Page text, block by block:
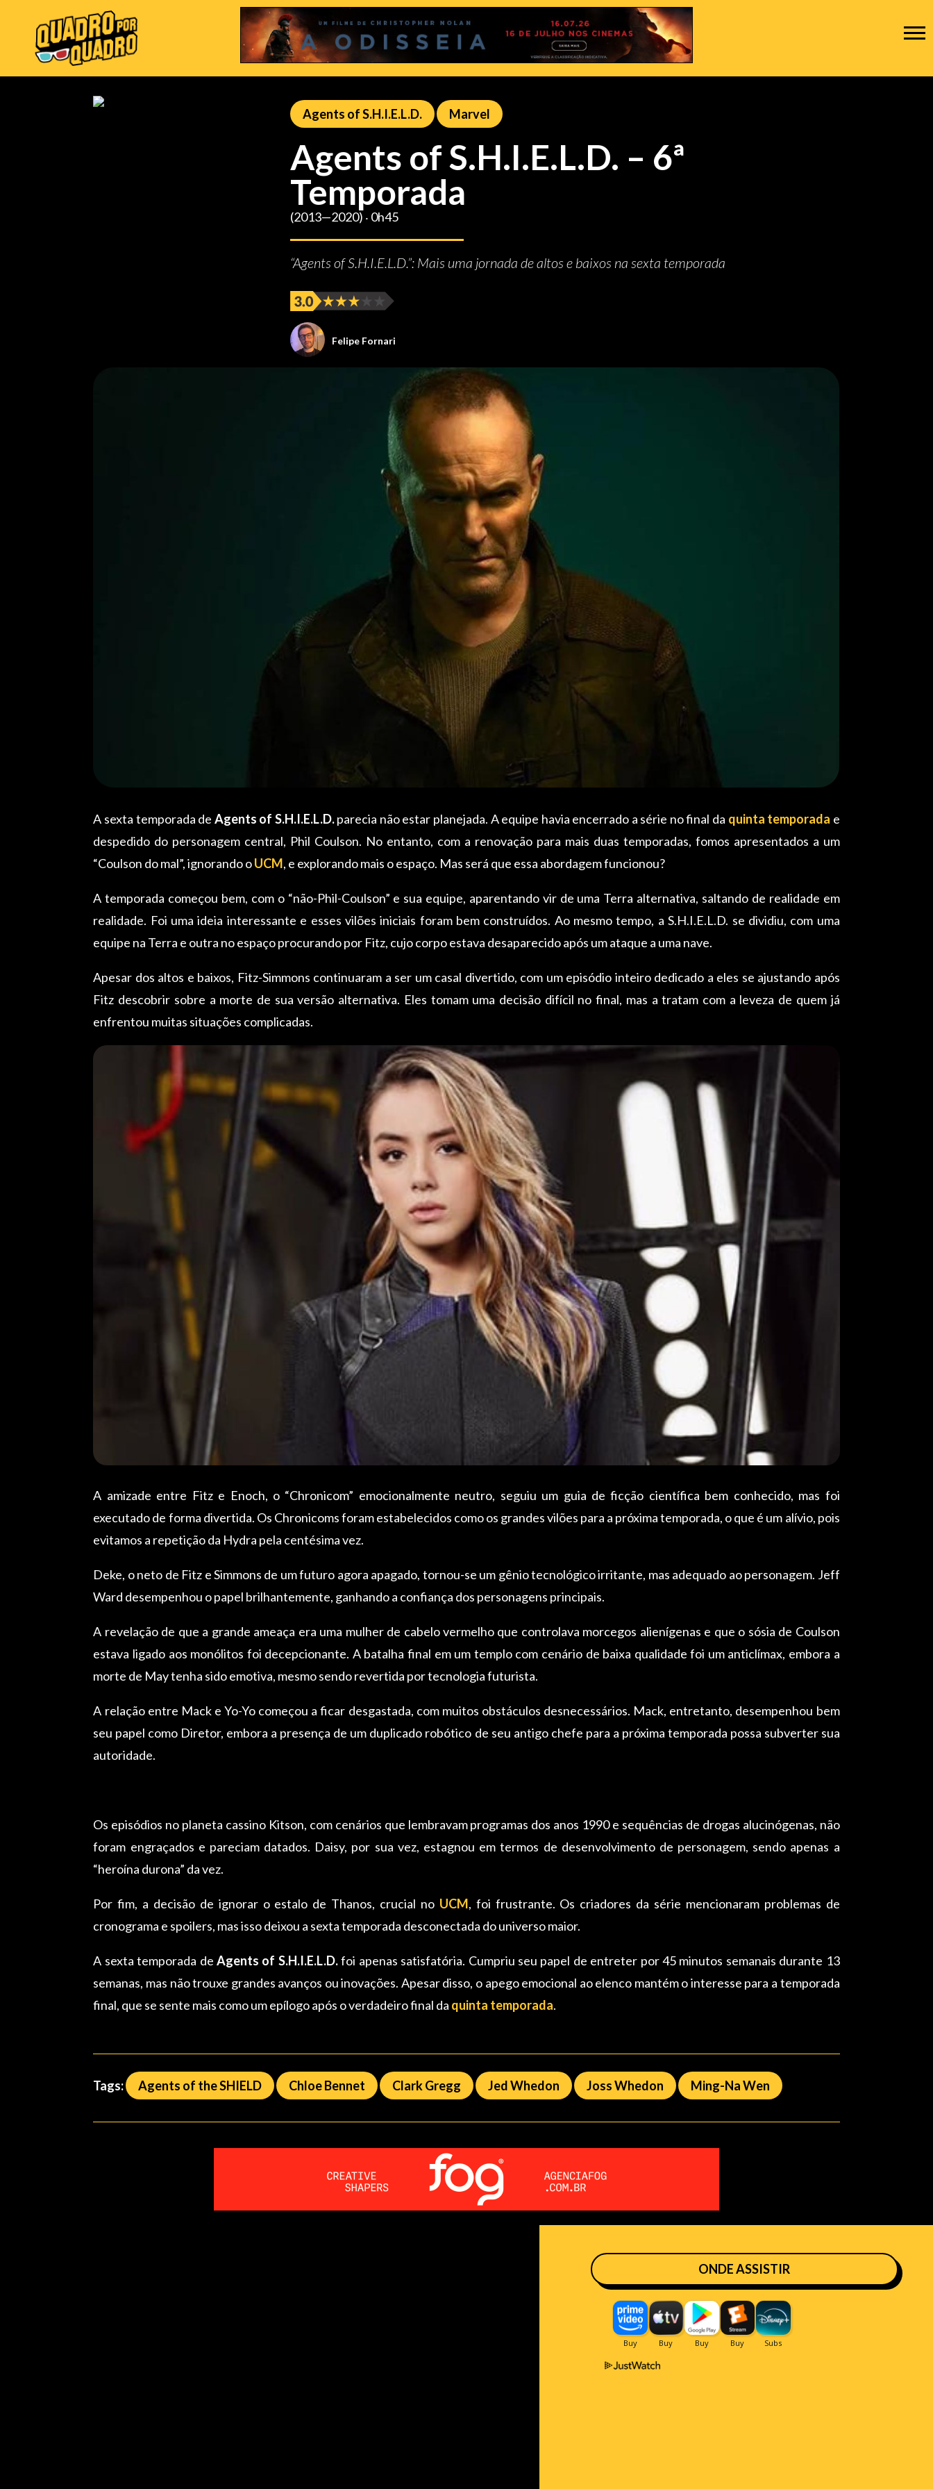
Agents of S.H.I.E.L.D. Marvel
Agents of S.H.I.E.L.D. – 6ª
Temporada
(2013—2020) ‧ 0h45
“Agents of S.H.I.E.L.D.”: Mais uma jornada de altos e baixos na sexta temporada
Felipe Fornari
A sexta temporada de Agents of S.H.I.E.L.D.parecia não estar planejada. A equipe havia encerrado a série no final da quinta temporada e
despedido do personagem central, Phil Coulson. No entanto, com a renovação para mais duas temporadas, fomos apresentados a um
“Coulson do mal”, ignorando oUCM, e explorando mais o espaço. Mas será que essa abordagem funcionou?
A temporada começou bem, com o “não-Phil-Coulson” e sua equipe, aparentando vir de uma Terra alternativa, saltando de realidade em
realidade. Foi uma ideia interessante e esses vilões iniciais foram bem construídos. Ao mesmo tempo, a S.H.I.E.L.D. se dividiu, com uma
equipe na Terra e outra no espaço procurando por Fitz, cujo corpo estava desaparecido após um ataque a uma nave.
Apesar dos altos e baixos, Fitz-Simmons continuaram a ser um casal divertido, com um episódio inteiro dedicado a eles se ajustando após
Fitz descobrir sobre a morte de sua versão alternativa. Eles tomam uma decisão difícil no final, mas a tratam com a leveza de quem já
enfrentou muitas situações complicadas.
A amizade entre Fitz e Enoch, o “Chronicom” emocionalmente neutro, seguiu um guia de ficção científica bem conhecido, mas foi
executado de forma divertida. Os Chronicoms foram estabelecidos como os grandes vilões para a próxima temporada, o que é um alívio, pois
evitamos a repetição da Hydra pela centésima vez.
Deke, o neto de Fitz e Simmons de um futuro agora apagado, tornou-se um gênio tecnológico irritante, mas adequado ao personagem. Jeff
Ward desempenhou o papel brilhantemente, ganhando a confiança dos personagens principais.
A revelação de que a grande ameaça era uma mulher de cabelo vermelho que controlava morcegos alienígenas e que o sósia de Coulson
estava ligado aos monólitos foi decepcionante. A batalha final em um templo com cenário de baixa qualidade foi um anticlímax, embora a
morte de May tenha sido emotiva, mesmo sendo revertida por tecnologia futurista.
A relação entre Mack e Yo-Yo começou a ficar desgastada, com muitos obstáculos desnecessários. Mack, entretanto, desempenhou bem
seu papel como Diretor, embora a presença de um duplicado robótico de seu antigo chefe para a próxima temporada possa subverter sua
autoridade.
Os episódios no planeta cassino Kitson, com cenários que lembravam programas dos anos 1990 e sequências de drogas alucinógenas, não
foram engraçados e pareciam datados. Daisy, por sua vez, estagnou em termos de desenvolvimento de personagem, sendo apenas a
“heroína durona” da vez.
Por fim, a decisão de ignorar o estalo de Thanos, crucial no UCM, foi frustrante. Os criadores da série mencionaram problemas de
cronograma e spoilers, mas isso deixou a sexta temporada desconectada do universo maior.
A sexta temporada deAgents of S.H.I.E.L.D.foi apenas satisfatória. Cumpriu seu papel de entreter por 45 minutos semanais durante 13
semanas, mas não trouxe grandes avanços ou inovações. Apesar disso, o apego emocional ao elenco mantém o interesse para a temporada
final, que se sente mais como um epílogo após o verdadeiro final da quinta temporada.
Tags: Agents of the SHIELD Chloe Bennet Clark Gregg Jed Whedon Joss Whedon Ming-Na Wen
ONDE ASSISTIR